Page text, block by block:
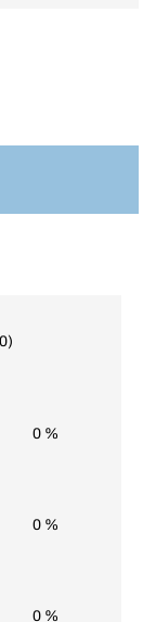
0 %
0 %
0 %